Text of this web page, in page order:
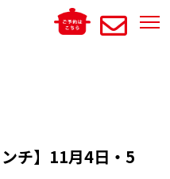
チ】11月4日・5